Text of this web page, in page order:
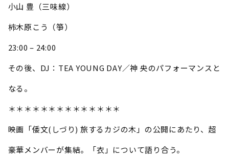
小山 豊（三味線）
柿木原こう（箏）
23:00 – 24:00
その後、DJ：TEA YOUNG DAY／神 央のパフォーマンスと
なる。
＊＊＊＊＊＊＊＊＊＊＊＊＊＊
映画「倭文(しづり) 旅するカジの木」の公開にあたり、超
豪華メンバーが集結。「衣」について語り合う。